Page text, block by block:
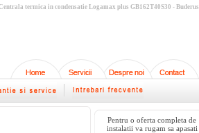
termica in condensatie Logamax plus GB162T40S30 - Buderus
Pentru o oferta completa de
instalatii va rugam sa apasati